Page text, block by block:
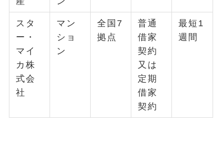
スタ
ー・
マイ
カ株
式会
社
マン
ショ
ン
全国7
拠点
普通
借家
契約
又は
定期
借家
契約
最短1
週間